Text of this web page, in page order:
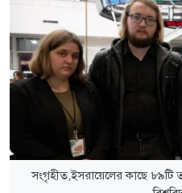
সংগৃহীত,ইসরায়েলের কাছে ৮৯টি